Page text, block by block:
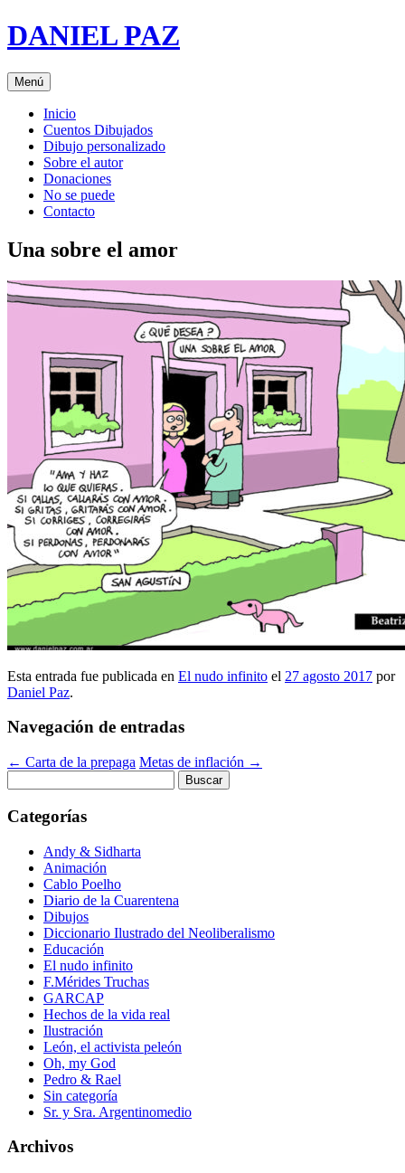
Saltar
al
DANIEL PAZ
Menú
Inicio
Cuentos Dibujados
Dibujo personalizado
Sobre el autor
Donaciones
No se puede
Contacto
Una sobre el amor
Esta entrada fue publicada en El nudo infinito el 27 agosto 2017 por
Daniel Paz.
Navegación de entradas
← Carta de la prepaga Metas de inflación →
Categorías
Andy & Sidharta
Animación
Cablo Poelho
Diario de la Cuarentena
Dibujos
Diccionario Ilustrado del Neoliberalismo
Educación
El nudo infinito
F.Mérides Truchas
GARCAP
Hechos de la vida real
Ilustración
León, el activista peleón
Oh, my God
Pedro & Rael
Sin categoría
Sr. y Sra. Argentinomedio
Archivos